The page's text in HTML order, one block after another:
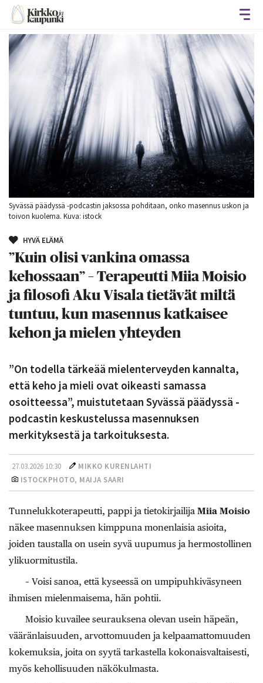
Syvässä päädyssä -podcastin jaksossa pohditaan, onko masennus uskon ja
toivon kuolema. Kuva: istock
HYVÄ ELÄMÄ
”Kuin olisi vankina omassa
kehossaan” – Terapeutti Miia Moisio
ja filosofi Aku Visala tietävät miltä
tuntuu, kun masennus katkaisee
kehon ja mielen yhteyden
”On todella tärkeää mielenterveyden kannalta,
että keho ja mieli ovat oikeasti samassa
osoitteessa”, muistutetaan Syvässä päädyssä -
podcastin keskustelussa masennuksen
merkityksestä ja tarkoituksesta.
27.03.2026 10:30
MIKKO KURENLAHTI
ISTOCKPHOTO, MAIJA SAARI
Tunnelukkoterapeutti, pappi ja tietokirjailija Miia Moisio
näkee masennuksen kimppuna monenlaisia asioita,
joiden taustalla on usein syvä uupumus ja hermostollinen
ylikuormitustila.
– Voisi sanoa, että kyseessä on umpipuhkiväsyneen
ihmisen mielenmaisema, hän pohtii.
Moisio kuvailee seurauksena olevan usein häpeän,
vääränlaisuuden, arvottomuuden ja kelpaamattomuuden
kokemuksia, joita on syytä tarkastella kokonaisvaltaisesti,
myös kehollisuuden näkökulmasta.